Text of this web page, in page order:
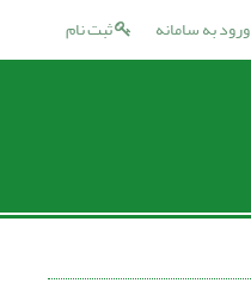
ثبت نام ورود به سامانه